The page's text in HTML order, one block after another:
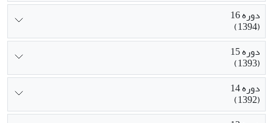
دوره 16
(1394)
دوره 15
(1393)
دوره 14
(1392)